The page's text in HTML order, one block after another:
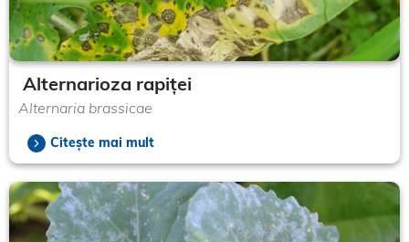
Alternarioza rapiței
Alternaria brassicae
Citește mai mult